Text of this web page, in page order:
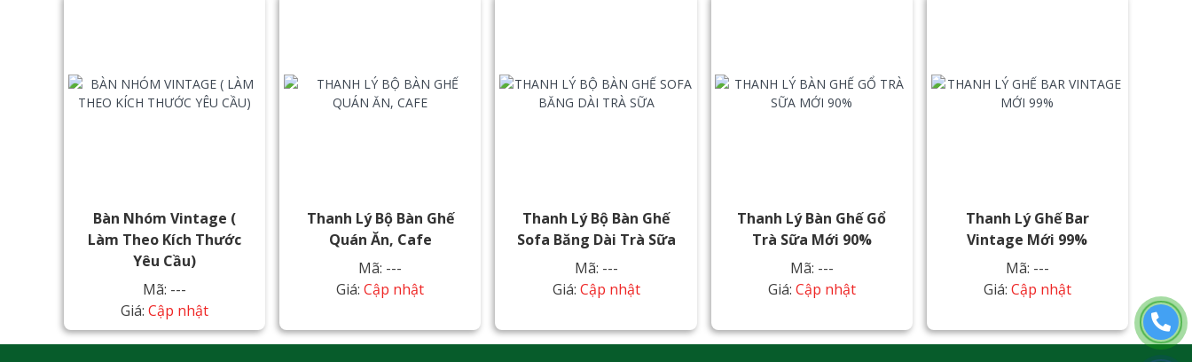
Bàn Nhóm Vintage (
Làm Theo Kích Thước
Yêu Cầu)
Mã: ---
Giá:Cập nhật
Thanh Lý Bộ Bàn Ghế
Quán Ăn, Cafe
Mã: ---
Giá:Cập nhật
Thanh Lý Bộ Bàn Ghế
Sofa Băng Dài Trà Sữa
Mã: ---
Giá: Cập nhật
Thanh Lý Bàn Ghế Gổ
Trà Sữa Mới 90%
Mã: ---
Giá: Cập nhật
Thanh Lý Ghế Bar
Vintage Mới 99%
Mã: ---
Giá: Cập nhật